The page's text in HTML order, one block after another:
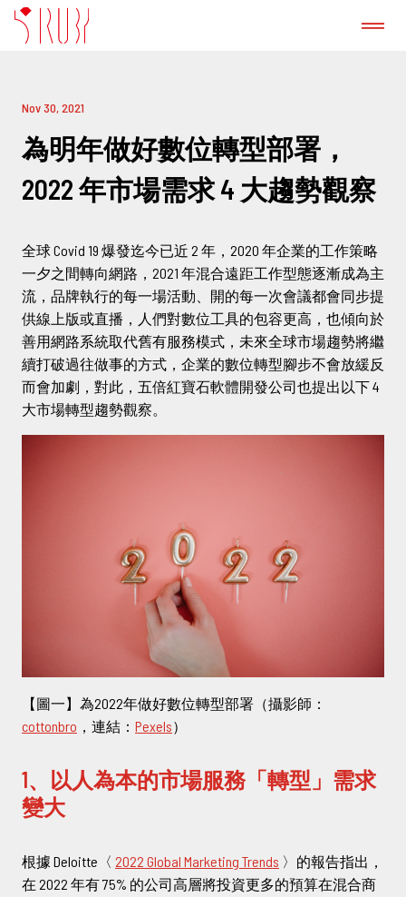
成功案例
GitLab 諮詢服務
產品
新聞稿
部落格
立即諮詢
02-2381-5690
project@5xruby.com
台北市中正區襄陽路6號6樓
Nov 30, 2021
為明年做好數位轉型部署，
2022 年市場需求 4 大趨勢觀察
全球 Covid 19 爆發迄今已近 2 年，2020 年企業的工作策略
一夕之間轉向網路，2021 年混合遠距工作型態逐漸成為主
流，品牌執行的每一場活動、開的每一次會議都會同步提
供線上版或直播，人們對數位工具的包容更高，也傾向於
善用網路系統取代舊有服務模式，未來全球市場趨勢將繼
續打破過往做事的方式，企業的數位轉型腳步不會放緩反
而會加劇，對此，五倍紅寶石軟體開發公司也提出以下 4
大市場轉型趨勢觀察。
【圖一】為2022年做好數位轉型部署（攝影師：
cottonbro ，連結： Pexels）
1、以人為本的市場服務「轉型」需求
變大
根據 Deloitte〈 2022 Global Marketing Trends 〉的報告指出，
在 2022 年有 75% 的公司高層將投資更多的預算在混合商